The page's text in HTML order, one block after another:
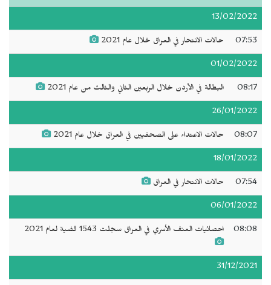
13/02/2022
07:53 حالات الانتحار في العراق خلال عام 2021
01/02/2022
08:17 البطالة في الأردن خلال الربعين الثاني والثالث من عام 2021
26/01/2022
08:07 حالات الاعتداء على الصحفيين في العراق خلال عام 2021
18/01/2022
07:54 حالات الانتحار في العراق
06/01/2022
08:08 احصائيات العنف الأسري في العراق سجلت 1543 قضية لعام 2021
31/12/2021